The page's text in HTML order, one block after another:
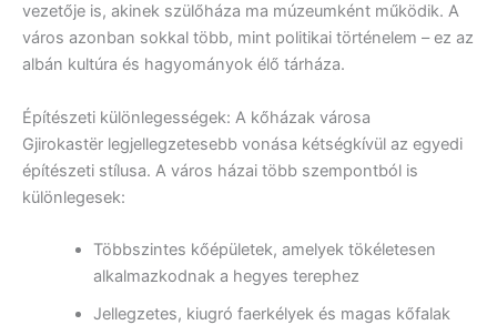
vezetője is, akinek szülőháza ma múzeumként működik. A
város azonban sokkal több, mint politikai történelem – ez az
albán kultúra és hagyományok élő tárháza.
Építészeti különlegességek: A kőházak városa
Gjirokastër legjellegzetesebb vonása kétségkívül az egyedi
építészeti stílusa. A város házai több szempontból is
különlegesek:
Többszintes kőépületek, amelyek tökéletesen
alkalmazkodnak a hegyes terephez
Jellegzetes, kiugró faerkélyek és magas kőfalak